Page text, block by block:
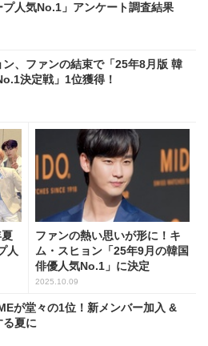
プ人気No.1」アンケート調査結果
ン、ファンの結束で「25年8月版 韓
決定戦」1位獲得！
人
ファンの熱い思いが形に！キ
ム・スヒョン「25年9月の韓国
俳優人気No.1」に決定
2025.10.09
が堂々の1位！新メンバー加入 &
る夏に